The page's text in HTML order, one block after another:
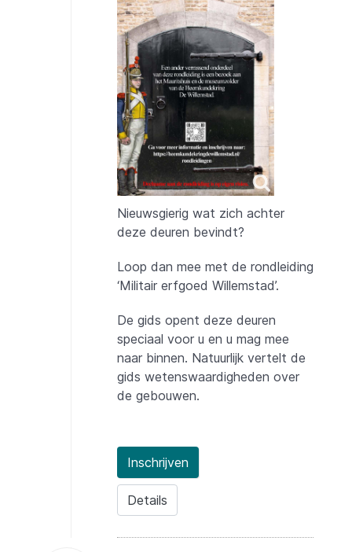
Nieuwsgierig wat zich achter
deze deuren bevindt?
Loop dan mee met de rondleiding
‘Militair erfgoed Willemstad’.
De gids opent deze deuren
speciaal voor u en u mag mee
naar binnen. Natuurlijk vertelt de
gids wetenswaardigheden over
de gebouwen.
Inschrijven
Details